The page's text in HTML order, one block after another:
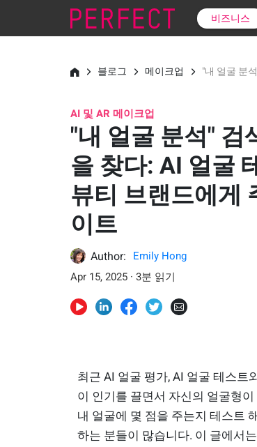
비즈니스
블로그 메이크업 "내 얼굴 분
AI 및 AR 메이크업
"내 얼굴 분석" 검
을 찾다: AI 얼굴
뷰티 브랜드에게
이트
Author:
Emily Hong
Apr 15, 2025 · 3분 읽기
최근 AI 얼굴 평가, AI 얼굴 테스트
이 인기를 끌면서 자신의 얼굴형
내 얼굴에 몇 점을 주는지 테스트
하는 분들이 많습니다. 이 글에서